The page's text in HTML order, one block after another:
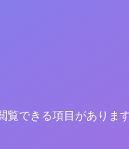
覧できる項目がありま